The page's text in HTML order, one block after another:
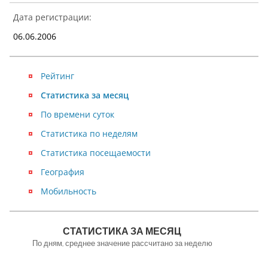
Дата регистрации:
06.06.2006
Рейтинг
Статистика посещаемости
Статистика за месяц
География
По времени суток
Мобильность
Статистика по неделям
СТАТИСТИКА ЗА МЕСЯЦ
По дням, среднее значение рассчитано за неделю